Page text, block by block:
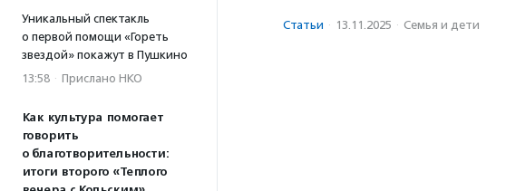
Уникальный спектакль
о первой помощи «Гореть
звездой» покажут в Пушкино
13:58 · Прислано НКО
Как культура помогает
говорить
о благотворительности:
итоги второго «Теплого
Статьи · 13.11.2025 · Семья и дети